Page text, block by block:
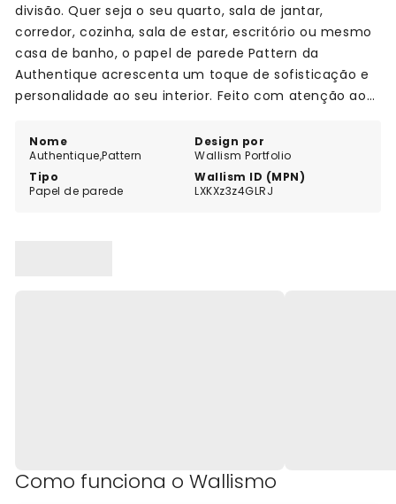
Nome
Authentique,Pattern
Design por
Wallism Portfolio
Tipo
Papel de parede
Wallism ID (MPN)
LXKXz3z4GLRJ
divisão. Quer seja o seu quarto, sala de jantar,
corredor, cozinha, sala de estar, escritório ou mesmo
casa de banho, o papel de parede Pattern da
Authentique acrescenta um toque de sofisticação e
personalidade ao seu interior. Feito com atenção ao
obra de arte que deixará os seus convidados
admirados. Crie um espaço que reflicta a sua
individualidade e estilo com o papel de parede
Authentique's Pattern.
Como funciona o Wallismo